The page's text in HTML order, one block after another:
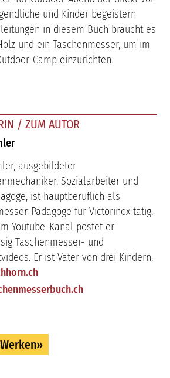
und Kinder begeistern
in diesem Buch braucht es
und ein Taschenmesser, um im
Camp einzurichten.
/ ZUM AUTOR
ausgebildeter
Sozialarbeiter und
ist hauptberuflich als
Pädagoge für Victorinox tätig.
Youtube-Kanal postet er
Taschenmesser- und
Er ist Vater von drei Kindern.